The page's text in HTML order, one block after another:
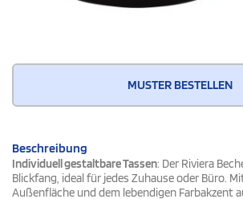
MUSTER BESTELLEN
Beschreibung
Individuell gestaltbare Tassen: Der Riviera
Blickfang, ideal für jedes Zuhause oder Büro.
Außenfläche und dem lebendigen Farbakzent